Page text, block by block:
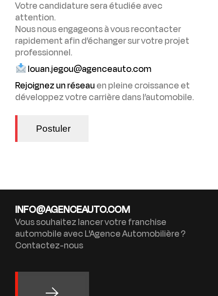
Votre candidature sera étudiée avec
attention.
Nous nous engageons à vous recontacter
rapidement afin d’échanger sur votre projet
professionnel.
louan.jegou@agenceauto.com
Rejoignez un réseauen pleine croissance et
développez votre carrière dans l’automobile.
INFO@AGENCEAUTO.COM
Vous souhaitez lancer votre franchise
automobile avec L'Agence Automobilière ?
Contactez-nous